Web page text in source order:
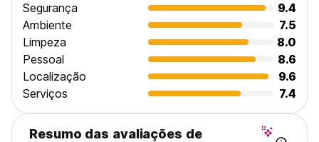
Segurança
9.4
Ambiente
7.5
Limpeza
8.0
Pessoal
8.6
Localização
9.6
Serviços
7.4
Resumo das avaliações de